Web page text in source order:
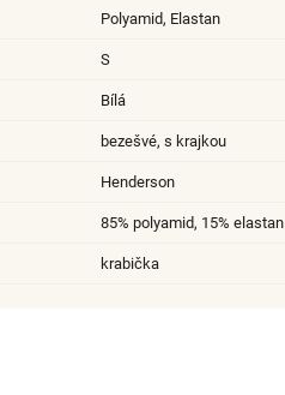
Polyamid, Elastan
S
Bílá
bezešvé, s krajkou
Henderson
85% polyamid, 15% elastan
krabička